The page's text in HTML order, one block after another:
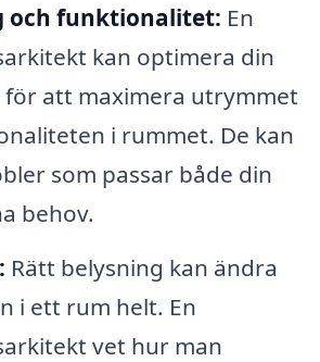
och funktionalitet: En
kan optimera din
att maximera utrymmet
i rummet. De kan
som passar både din
behov.
Rätt belysning kan ändra
i ett rum helt. En
vet hur man